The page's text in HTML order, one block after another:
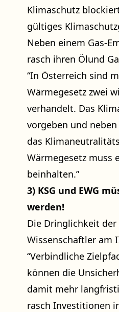
Klimaschutz
gültiges
Neben einem Gas-
rasch ihren Ölund
“In Österreich sind
Wärmegesetz zwei
verhandelt. Das
vorgeben und
das
Wärmegesetz muss
beinhalten.”
3) KSG und EWG
werden!
Die Dringlichkeit
Wissenschaftler am
“Verbindliche
können die
damit mehr
rasch Investitionen